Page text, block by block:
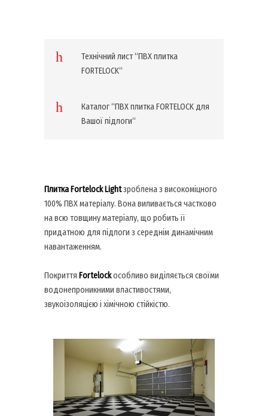
Технічний лист “ПВХ плитка
FORTELOCK“
Каталог “ПВХ плитка FORTELOCK для
Вашої підлоги“
Плитка Fortelock Lightзроблена з високоміцного
100% ПВХ матеріалу. Вона виливається частково
на всю товщину матеріалу, що робить її
придатною для підлоги з середнім динамічним
навантаженням.
Покриття Fortelockособливо виділяється своїми
водонепроникними властивостями,
звукоізоляцією і хімічною стійкістю.